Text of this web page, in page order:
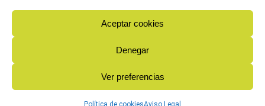
Aceptar cookies
Denegar
Ver preferencias
Política de cookiesAviso Legal